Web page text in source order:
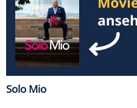
Solo Mio